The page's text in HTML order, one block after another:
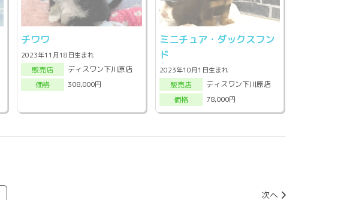
チワワ
2023年11月18日生まれ
販売店
ディスワン下川原店
価格
308,000円
ミニチュア・ダックスフン
ド
2023年10月1日生まれ
販売店
ディスワン下川原店
価格
78,000円
次へ